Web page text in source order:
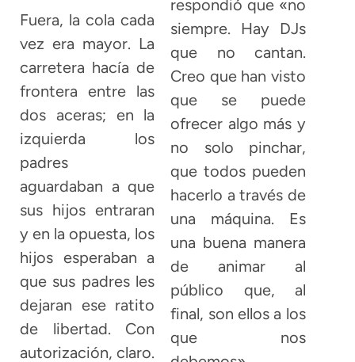
Fuera, la cola cada
vez era mayor. La
carretera hacía de
frontera entre las
dos aceras; en la
izquierda los
padres
aguardaban a que
sus hijos entraran
y en la opuesta, los
hijos esperaban a
que sus padres les
dejaran ese ratito
de libertad. Con
autorización, claro.
respondió que «no
siempre. Hay DJs
que no cantan.
Creo que han visto
que se puede
ofrecer algo más y
no solo pinchar,
que todos pueden
hacerlo a través de
una máquina. Es
una buena manera
de animar al
público que, al
final, son ellos a los
que nos